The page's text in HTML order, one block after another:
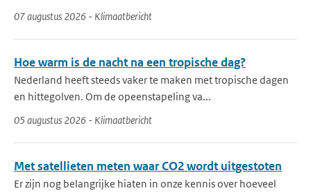
07 augustus 2026 - Klimaatbericht
Hoe warm is de nacht na een tropische dag?
Nederland heeft steeds vaker te maken met tropische dagen
en hittegolven. Om de opeenstapeling va...
05 augustus 2026 - Klimaatbericht
Met satellieten meten waar CO2 wordt uitgestoten
Er zijn nog belangrijke hiaten in onze kennis over hoeveel